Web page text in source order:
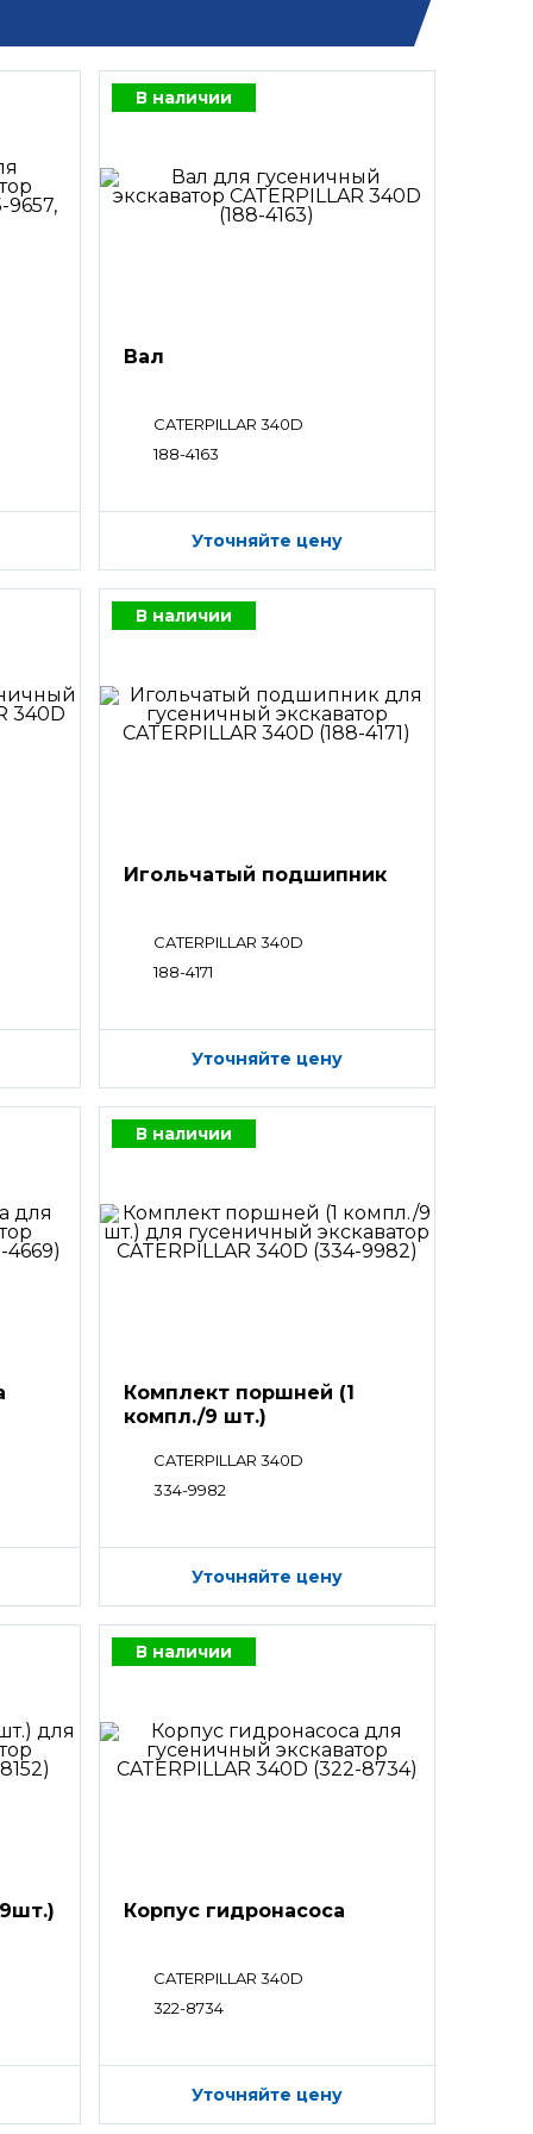
В наличии
Вал
CATERPILLAR 340D
188-4163
Уточняйте цену
В наличии
Игольчатый подшипник
CATERPILLAR 340D
188-4171
Уточняйте цену
В наличии
Комплект поршней (1
компл./9 шт.)
CATERPILLAR 340D
334-9982
Уточняйте цену
В наличии
Корпус гидронасоса
CATERPILLAR 340D
322-8734
Уточняйте цену